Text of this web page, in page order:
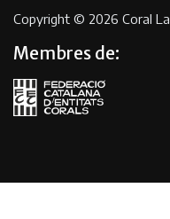
Copyright © 2026 Coral
Membres de: